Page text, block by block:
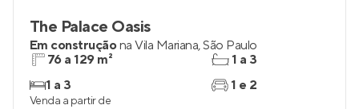
The Palace Oasis
Em construçãona Vila Mariana,São Paulo
76 a 129 m²
1 a 3
1 a 3
1 e 2
Venda a partir de